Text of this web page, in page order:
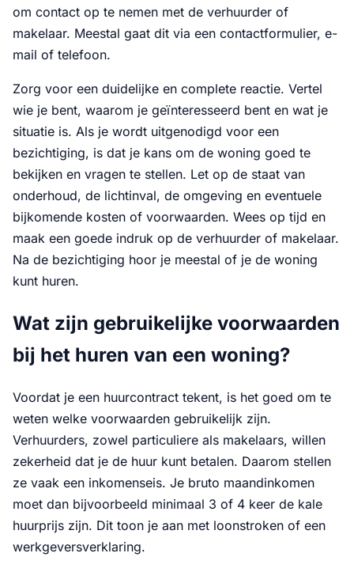
om contact op te nemen met de verhuurder of
makelaar. Meestal gaat dit via een contactformulier, e-
mail of telefoon.
Zorg voor een duidelijke en complete reactie. Vertel
wie je bent, waarom je geïnteresseerd bent en wat je
situatie is. Als je wordt uitgenodigd voor een
bezichtiging, is dat je kans om de woning goed te
bekijken en vragen te stellen. Let op de staat van
onderhoud, de lichtinval, de omgeving en eventuele
bijkomende kosten of voorwaarden. Wees op tijd en
maak een goede indruk op de verhuurder of makelaar.
Na de bezichtiging hoor je meestal of je de woning
kunt huren.
Wat zijn gebruikelijke voorwaarden
bij het huren van een woning?
Voordat je een huurcontract tekent, is het goed om te
weten welke voorwaarden gebruikelijk zijn.
Verhuurders, zowel particuliere als makelaars, willen
zekerheid dat je de huur kunt betalen. Daarom stellen
ze vaak een inkomenseis. Je bruto maandinkomen
moet dan bijvoorbeeld minimaal 3 of 4 keer de kale
huurprijs zijn. Dit toon je aan met loonstroken of een
werkgeversverklaring.